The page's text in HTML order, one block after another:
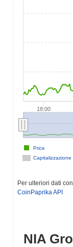
18:00
Capitalizzazione
Price
Per ulteriori dati
CoinPaprika API
NIA